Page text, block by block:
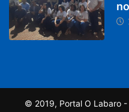
© 2019, Portal O Labaro